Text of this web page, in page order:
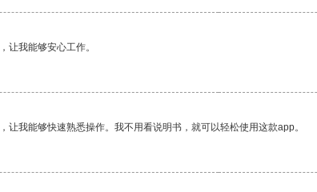
让我能够安心工作。
我能够快速熟悉操作。我不用看说明书，就可以轻松使用这款app。